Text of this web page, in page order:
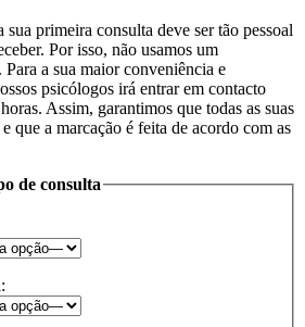
sua primeira consulta deve ser tão pessoal
Por isso, não usamos um
a sua maior conveniência e
psicólogos irá entrar em contacto
Assim, garantimos que todas as suas
que a marcação é feita de acordo com as
de consulta